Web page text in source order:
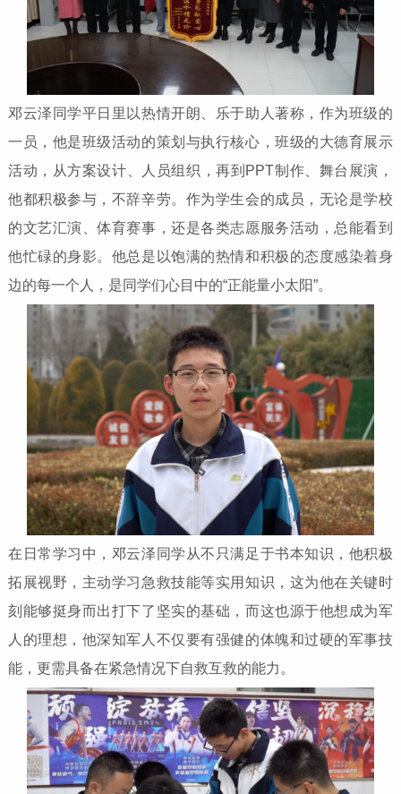
邓云泽同学平日里以热情开朗、乐于助人著称，作为班级的
一员，他是班级活动的策划与执行核心，班级的大德育展示
活动，从方案设计、人员组织，再到PPT制作、舞台展演，
他都积极参与，不辞辛劳。作为学生会的成员，无论是学校
的文艺汇演、体育赛事，还是各类志愿服务活动，总能看到
他忙碌的身影。他总是以饱满的热情和积极的态度感染着身
边的每一个人，是同学们心目中的“正能量小太阳”。
在日常学习中，邓云泽同学从不只满足于书本知识，他积极
拓展视野，主动学习急救技能等实用知识，这为他在关键时
刻能够挺身而出打下了坚实的基础，而这也源于他想成为军
人的理想，他深知军人不仅要有强健的体魄和过硬的军事技
能，更需具备在紧急情况下自救互救的能力。